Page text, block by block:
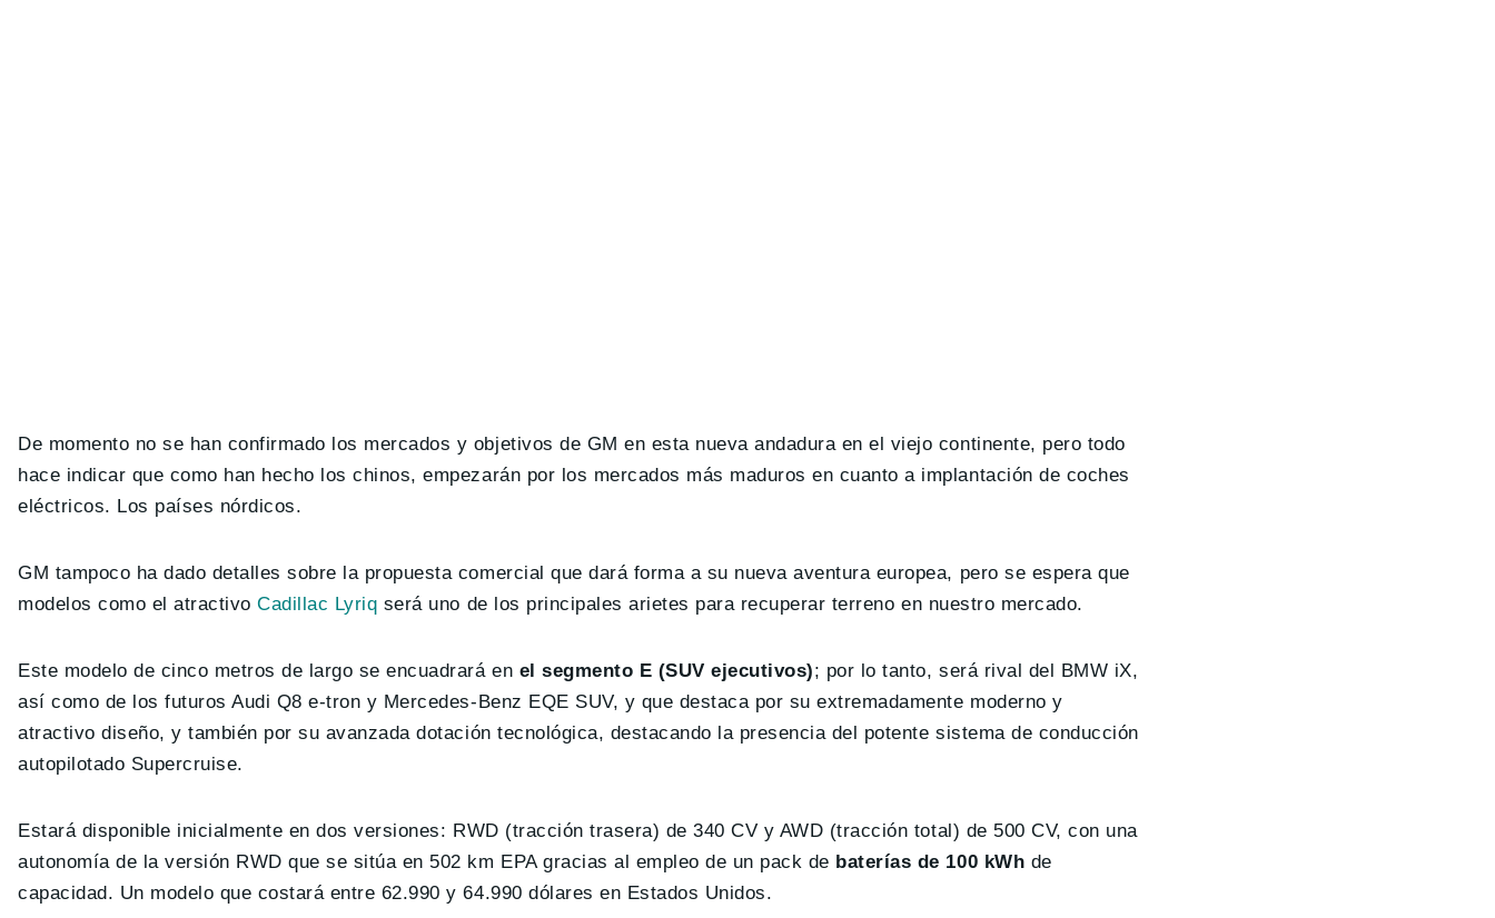
De momento no se han confirmado los mercados y objetivos de GM en esta nueva andadura en el viejo continente, pero todo
hace indicar que como han hecho los chinos, empezarán por los mercados más maduros en cuanto a implantación de coches
eléctricos. Los países nórdicos.
GM tampoco ha dado detalles sobre la propuesta comercial que dará forma a su nueva aventura europea, pero se espera que
modelos como el atractivoCadillac Lyriq será uno de los principales arietes para recuperar terreno en nuestro mercado.
Este modelo de cinco metros de largo se encuadrará en el segmento E (SUV ejecutivos); por lo tanto, será rival del BMW iX,
así como de los futuros Audi Q8 e-tron y Mercedes-Benz EQE SUV, y que destaca por su extremadamente moderno y
atractivo diseño, y también por su avanzada dotación tecnológica, destacando la presencia del potente sistema de conducción
autopilotado Supercruise.
Estará disponible inicialmente en dos versiones: RWD (tracción trasera) de 340 CV y AWD (tracción total) de 500 CV, con una
autonomía de la versión RWD que se sitúa en 502 km EPA gracias al empleo de un pack de baterías de 100 kWh de
capacidad. Un modelo que costará entre 62.990 y 64.990 dólares en Estados Unidos.